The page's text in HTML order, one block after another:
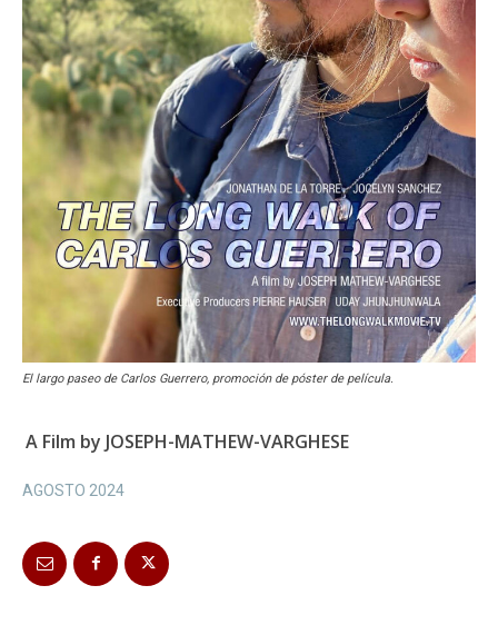
El largo paseo de Carlos Guerrero, promoción de póster de película.
A Film by JOSEPH-MATHEW-VARGHESE
AGOSTO 2024